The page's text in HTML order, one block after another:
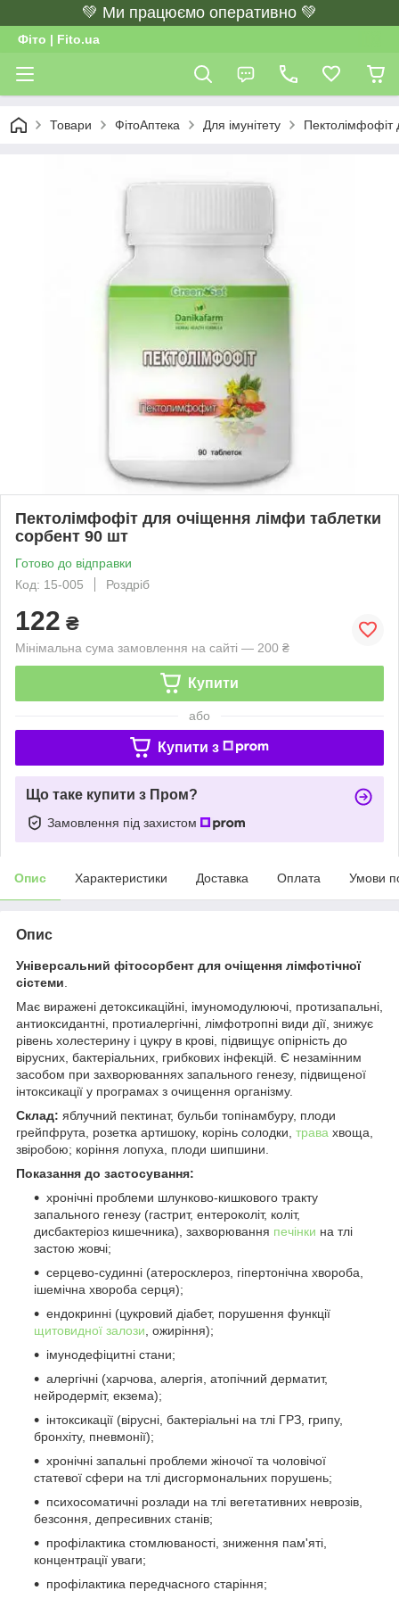
💚 Ми працюємо оперативно 💚
Фіто | Fito.ua
Товари ФітоАптека Для імунітету Пектолімфофіт
Пектолімфофіт для очіщення лімфи таблетки
сорбент 90 шт
Готово до відправки
Код: 15-005
Роздріб
122 ₴
Мінімальна сума замовлення на сайті — 200 ₴
Купити
або
Купити з
Що таке купити з Пром?
Замовлення під захистом
Опис Характеристики Доставка Оплата Умови
Опис
Універсальний фітосорбент для очіщення лімфотічної
сістеми
Має виражені детоксикаційні, імуномодулюючі, протизапальні,
антиоксидантні, протиалергічні, лімфотропні види дії, знижує
рівень холестерину і цукру в крові, підвищує опірність до
вірусних, бактеріальних, грибкових інфекцій. Є незамінним
засобом при захворюваннях запального генезу, підвищеної
інтоксикації у програмах з очищення організму.
Склад: яблучний пектинат, бульби топінамбуру, плоди
грейпфрута, розетка артишоку, корінь солодки, трава хвоща,
звіробою; коріння лопуха, плоди шипшини.
Показання до застосування:
хронічні проблеми шлунково-кишкового тракту
запального генезу (гастрит, ентероколіт, коліт,
дисбактеріоз кишечника), захворювання печінки на тлі
застою жовчі;
серцево-судинні (атеросклероз, гіпертонічна хвороба,
ішемічна хвороба серця);
ендокринні (цукровий діабет, порушення функції
щитовидної залози , ожиріння);
імунодефіцитні стани;
алергічні (харчова, алергія, атопічний дерматит,
нейродерміт, екзема);
інтоксикації (вірусні, бактеріальні на тлі ГРЗ, грипу,
бронхіту, пневмонії);
хронічні запальні проблеми жіночої та чоловічої
статевої сфери на тлі дисгормональних порушень;
психосоматичні розлади на тлі вегетативних неврозів,
безсоння, депресивних станів;
профілактика стомлюваності, зниження пам'яті,
концентрації уваги;
профілактика передчасного старіння;